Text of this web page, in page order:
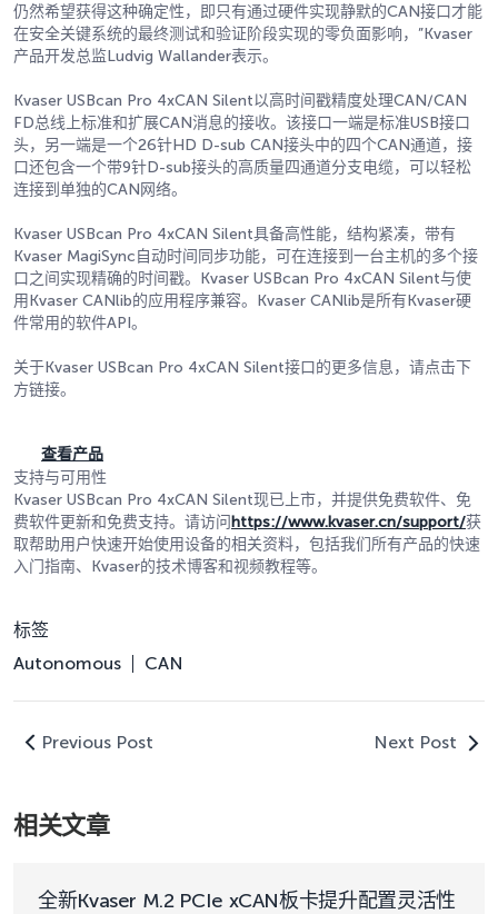
仍然希望获得这种确定性，即只有通过硬件实现静默的CAN接口才能
在安全关键系统的最终测试和验证阶段实现的零负面影响，”Kvaser
产品开发总监Ludvig Wallander表示。
Kvaser USBcan Pro 4xCAN Silent以高时间戳精度处理CAN/CAN
FD总线上标准和扩展CAN消息的接收。该接口一端是标准USB接口
头，另一端是一个26针HD D-sub CAN接头中的四个CAN通道，接
口还包含一个带9针D-sub接头的高质量四通道分支电缆，可以轻松
连接到单独的CAN网络。
Kvaser USBcan Pro 4xCAN Silent具备高性能，结构紧凑，带有
Kvaser MagiSync自动时间同步功能，可在连接到一台主机的多个接
口之间实现精确的时间戳。Kvaser USBcan Pro 4xCAN Silent与使
用Kvaser CANlib的应用程序兼容。Kvaser CANlib是所有Kvaser硬
件常用的软件API。
关于Kvaser USBcan Pro 4xCAN Silent接口的更多信息，请点击下
方链接。
查看产品
支持与可用性
Kvaser USBcan Pro 4xCAN Silent现已上市，并提供免费软件、免
费软件更新和免费支持。请访问https://www.kvaser.cn/support/获
取帮助用户快速开始使用设备的相关资料，包括我们所有产品的快速
入门指南、Kvaser的技术博客和视频教程等。
标签
Autonomous
CAN
Previous Post Next Post
相关文章
全新Kvaser M.2 PCIe xCAN板卡提升配置灵活性